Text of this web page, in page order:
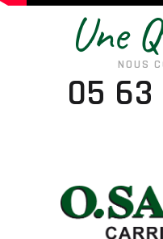
Une
NOUS
05